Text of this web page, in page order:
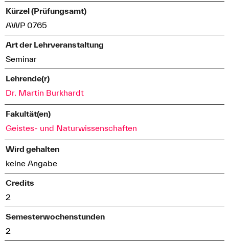
Kürzel (Prüfungsamt)
AWP 0765
Art der Lehrveranstaltung
Seminar
Lehrende(r)
Dr. Martin Burkhardt
Fakultät(en)
Geistes- und Naturwissenschaften
Wird gehalten
keine Angabe
Credits
2
Semesterwochenstunden
2